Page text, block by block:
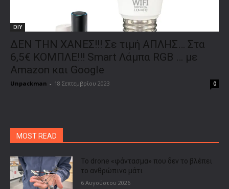
DIY
ΔΕΝ ΤΗΝ ΧΑΝΕΣ!!! Σε τιμή ΑΠΛΗΣ… Στα
6,5€ ΚΟΜΠΛΕ!!! Smart Λάμπα RGB … με
Amazon και Google
Unpackman - 18 Σεπτεμβρίου 2023 0
MOST READ
Το drone «φάντασμα» που δεν το βλέπει
το ανθρώπινο μάτι
6 Αυγούστου 2026